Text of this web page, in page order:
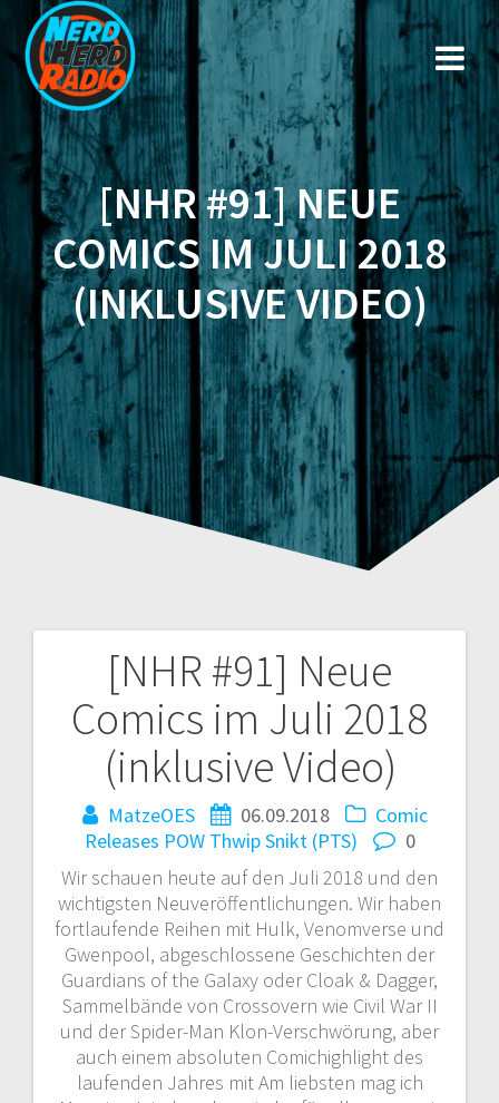
Zum
Inhalt
springen
[NHR #91] NEUE
COMICS IM JULI 2018
(INKLUSIVE VIDEO)
[NHR #91] Neue
Comics im Juli 2018
(inklusive Video)
MatzeOES 06.09.2018
Comic
Releases POW Thwip Snikt (PTS)
0
Wir schauen heute auf den Juli 2018 und den
wichtigsten Neuveröffentlichungen. Wir haben
fortlaufende Reihen mit Hulk, Venomverse und
Gwenpool, abgeschlossene Geschichten der
Guardians of the Galaxy oder Cloak & Dagger,
Sammelbände von Crossovern wie Civil War II
und der Spider-Man Klon-Verschwörung, aber
auch einem absoluten Comichighlight des
laufenden Jahres mit Am liebsten mag ich
Beitragsnavigation